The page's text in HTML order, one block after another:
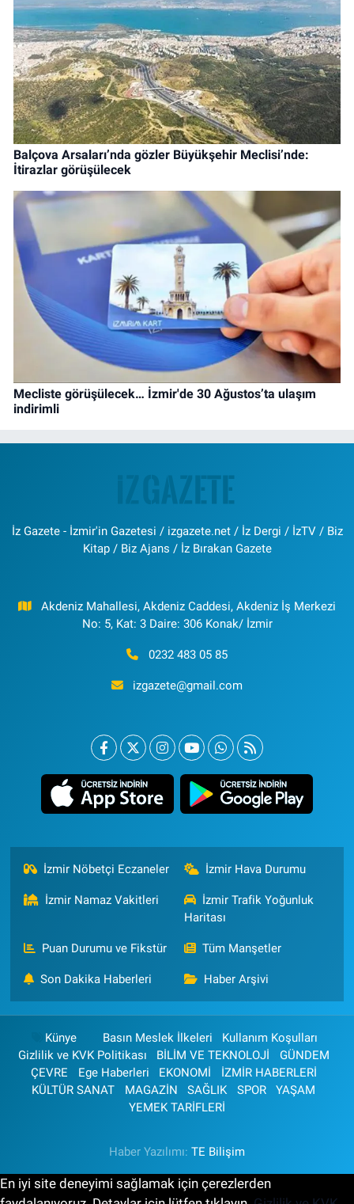
Balçova Arsaları’nda gözler Büyükşehir Meclisi’nde:
İtirazlar görüşülecek
Mecliste görüşülecek… İzmir'de 30 Ağustos’ta ulaşım
indirimli
İz Gazete - İzmir'in Gazetesi / izgazete.net / İz Dergi / İzTV / Biz
Kitap / Biz Ajans / İz Bırakan Gazete
Akdeniz Mahallesi, Akdeniz Caddesi, Akdeniz İş Merkezi
No: 5, Kat: 3 Daire: 306 Konak/ İzmir
0232 483 05 85
izgazete@gmail.com
İzmir Nöbetçi Eczaneler İzmir Hava Durumu
İzmir Namaz Vakitleri
İzmir Trafik Yoğunluk
Haritası
Puan Durumu ve Fikstür Tüm Manşetler
Son Dakika Haberleri Haber Arşivi
Künye Basın Meslek İlkeleri
Kullanım Koşulları
Gizlilik ve KVK Politikası
BİLİM VE TEKNOLOJİ
GÜNDEM
ÇEVRE
Ege Haberleri EKONOMİ
İZMİR HABERLERİ
KÜLTÜR SANAT
MAGAZİN SAĞLIK SPOR
YAŞAM
YEMEK TARİFLERİ
Haber Yazılımı: TE Bilişim
En iyi site deneyimi sağlamak için çerezlerden